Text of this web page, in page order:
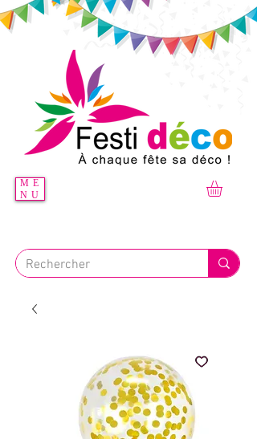
ME
NU